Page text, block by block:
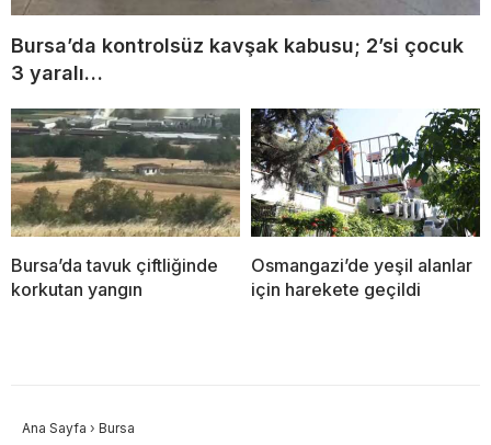
Bursa’da kontrolsüz kavşak kabusu; 2’si çocuk
3 yaralı…
Bursa’da tavuk çiftliğinde
korkutan yangın
Osmangazi’de yeşil alanlar
için harekete geçildi
Ana Sayfa › Bursa